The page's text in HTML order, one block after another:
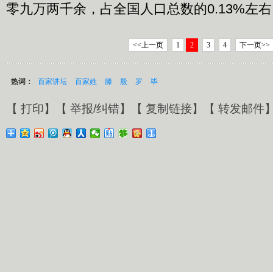
零九万两千余，占全国人口总数的0.13%
<<上一页 1 2 3 4 下一页>>
热词： 百家讲坛 百家姓 滕 殷 罗 毕
【 打印】【 举报/纠错】【 复制链接】【 转发邮件